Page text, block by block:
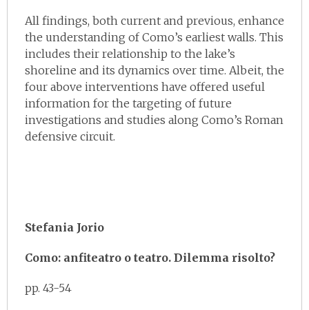
All findings, both current and previous, enhance
the understanding of Como’s earliest walls. This
includes their relationship to the lake’s
shoreline and its dynamics over time. Albeit, the
four above interventions have offered useful
information for the targeting of future
investigations and studies along Como’s Roman
defensive circuit.
Stefania Jorio
Como: anfiteatro o teatro. Dilemma risolto?
pp. 43-54